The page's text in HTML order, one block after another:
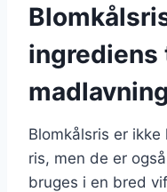
ingrediens
madlavning
Blomkålsris er
ris, men de er
bruges i en bred